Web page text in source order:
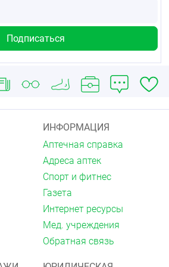
(препарат содержит
больным с увеличенным
ЭКГ или получающим
средствами, сахарном
гиперурикемии
подагрой и
и дозы
внутрь, не разжёвывая.
— 1 таблетка
в день (утром), запивая
жидкости.
ИНФОРМАЦИЯ
Аптечная справка
Адреса аптек
Спорт и фитнес
Газета
Интернет ресурсы
Мед. учреждения
Обратная связь